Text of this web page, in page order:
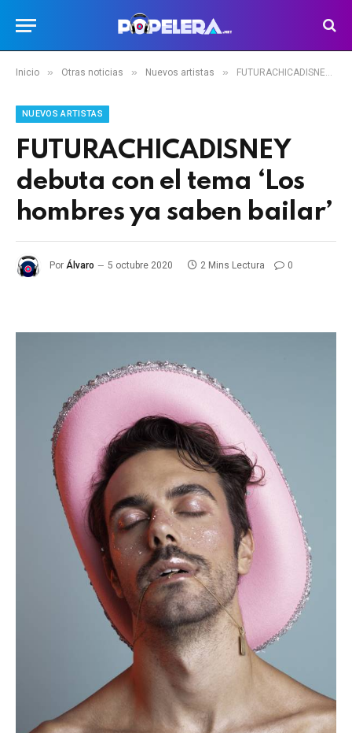
Inicio » Otras noticias » Nuevos artistas » FUTURACHICADISNEY debuta con el tema ‘Los hombres ya saben bailar’
NUEVOS ARTISTAS
FUTURACHICADISNEY
debuta con el tema ‘Los
hombres ya saben bailar’
Por Álvaro 5 octubre 2020 2 Mins Lectura 0